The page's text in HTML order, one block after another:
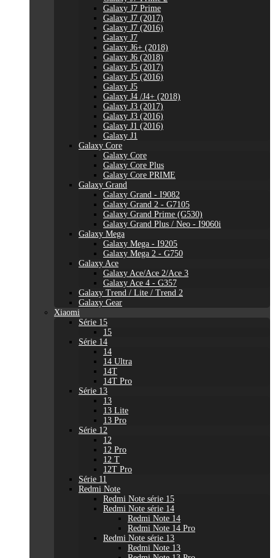
Galaxy J7 Prime
Galaxy J7 (2017)
Galaxy J7 (2016)
Galaxy J7
Galaxy J6+ (2018)
Galaxy J6 (2018)
Galaxy J5 (2017)
Galaxy J5 (2016)
Galaxy J5
Galaxy J4 /J4+ (2018)
Galaxy J3 (2017)
Galaxy J3 (2016)
Galaxy J1 (2016)
Galaxy J1
Galaxy Core
Galaxy Core
Galaxy Core Plus
Galaxy Core PRIME
Galaxy Grand
Galaxy Grand - I9082
Galaxy Grand 2 - G7105
Galaxy Grand Prime (G530)
Galaxy Grand Plus / Neo - I9060i
Galaxy Mega
Galaxy Mega - I9205
Galaxy Mega 2 - G750
Galaxy Ace
Galaxy Ace/Ace 2/Ace 3
Galaxy Ace 4 - G357
Galaxy Trend / Lite / Trend 2
Galaxy Gear
Xiaomi
Série 15
15
Série 14
14
14 Ultra
14T
14T Pro
Série 13
13
13 Lite
13 Pro
Série 12
12
12 Pro
12 T
12T Pro
Série 11
Redmi Note
Redmi Note série 15
Redmi Note série 14
Redmi Note 14
Redmi Note 14 Pro
Redmi Note série 13
Redmi Note 13